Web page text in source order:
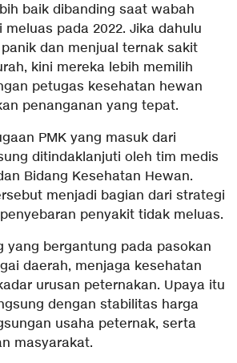
baik dibanding saat wabah
meluas pada 2022. Jika dahulu
dan menjual ternak sakit
kini mereka lebih memilih
petugas kesehatan hewan
penanganan yang tepat.
PMK yang masuk dari
ditindaklanjuti oleh tim medis
Bidang Kesehatan Hewan.
menjadi bagian dari strategi
penyakit tidak meluas.
yang bergantung pada pasokan
daerah, menjaga kesehatan
urusan peternakan. Upaya itu
dengan stabilitas harga
usaha peternak, serta
masyarakat.